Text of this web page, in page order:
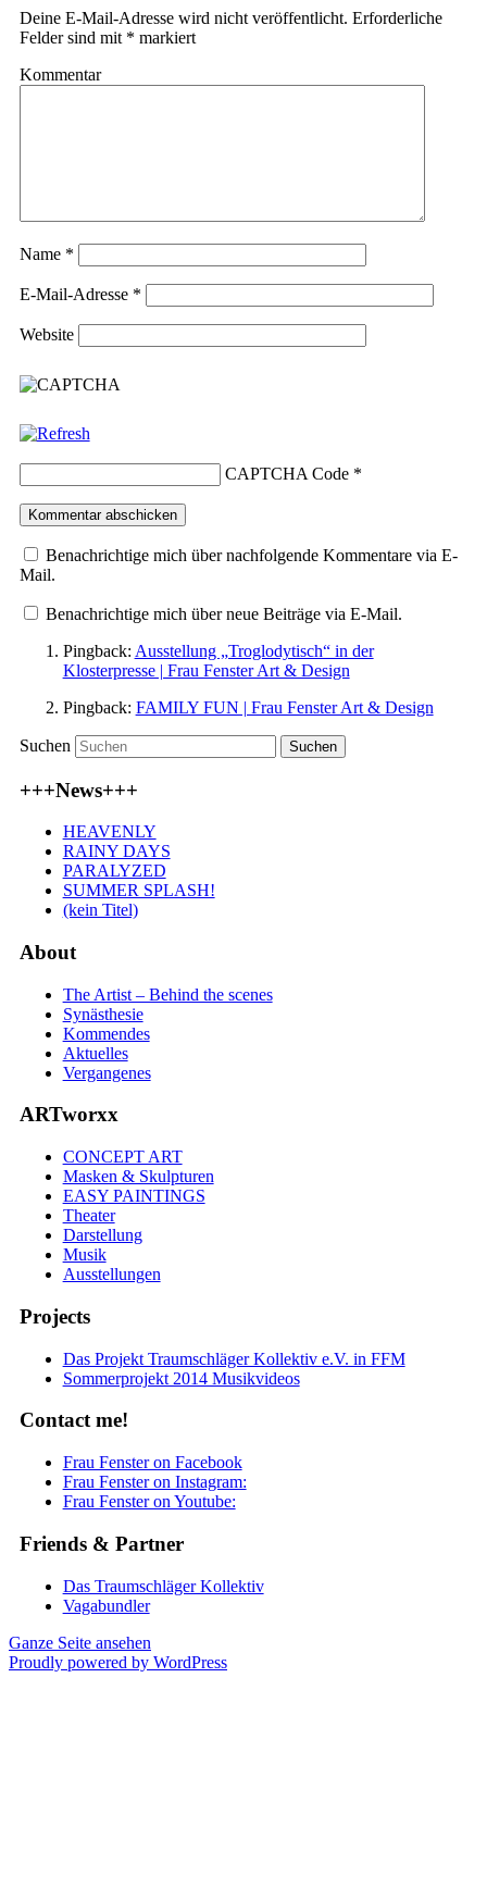
Deine E-Mail-Adresse wird nicht veröffentlicht. Erforderliche
Felder sind mit * markiert
Kommentar
Name *
E-Mail-Adresse *
Website
CAPTCHA Code*
Benachrichtige mich über nachfolgende Kommentare via E-
Mail.
Benachrichtige mich über neue Beiträge via E-Mail.
Pingback: Ausstellung „Troglodytisch“ in der
Klosterpresse | Frau Fenster Art & Design
Pingback: FAMILY FUN | Frau Fenster Art & Design
Suchen
+++News+++
HEAVENLY
RAINY DAYS
PARALYZED
SUMMER SPLASH!
(kein Titel)
About
The Artist – Behind the scenes
Synästhesie
Kommendes
Aktuelles
Vergangenes
ARTworxx
CONCEPT ART
Masken & Skulpturen
EASY PAINTINGS
Theater
Darstellung
Musik
Ausstellungen
Projects
Das Projekt Traumschläger Kollektiv e.V. in FFM
Sommerprojekt 2014 Musikvideos
Contact me!
Frau Fenster on Facebook
Frau Fenster on Instagram:
Frau Fenster on Youtube:
Friends & Partner
Das Traumschläger Kollektiv
Vagabundler
Ganze Seite ansehen
Proudly powered by WordPress